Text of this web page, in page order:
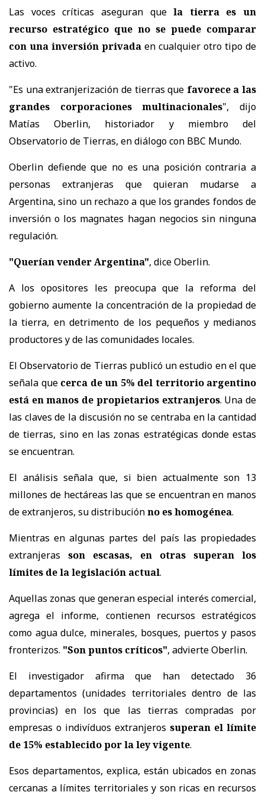
Las voces críticas aseguran quela tierra es un
recurso estratégico que no se puede comparar
con una inversión privada en cualquier otro tipo de
activo.
"Es una extranjerización de tierras que favorece a las
grandes corporaciones multinacionales", dijo
Matías Oberlin, historiador y miembro del
Observatorio de Tierras, en diálogo con BBC Mundo.
Oberlin defiende que no es una posición contraria a
personas extranjeras que quieran mudarse a
Argentina, sino un rechazo a que los grandes fondos de
inversión o los magnates hagan negocios sin ninguna
regulación.
"Querían vender Argentina", dice Oberlin.
A los opositores les preocupa que la reforma del
gobierno aumente la concentración de la propiedad de
la tierra, en detrimento de los pequeños y medianos
productores y de las comunidades locales.
El Observatorio de Tierras publicó un estudio en el que
señala que cerca de un 5% del territorio argentino
está en manos de propietarios extranjeros. Una de
las claves de la discusión no se centraba en la cantidad
de tierras, sino en las zonas estratégicas donde estas
se encuentran.
El análisis señala que, si bien actualmente son 13
millones de hectáreas las que se encuentran en manos
de extranjeros, su distribuciónno es homogénea.
Mientras en algunas partes del país las propiedades
extranjeras son escasas, en otras superan los
límites de la legislación actual.
Aquellas zonas que generan especial interés comercial,
agrega el informe, contienen recursos estratégicos
como agua dulce, minerales, bosques, puertos y pasos
fronterizos. "Son puntos críticos", advierte Oberlin.
El investigador afirma que han detectado 36
departamentos (unidades territoriales dentro de las
provincias) en los que las tierras compradas por
empresas o indivíduos extranjeros superan el límite
de 15% establecido por la ley vigente.
Esos departamentos, explica, están ubicados en zonas
cercanas a límites territoriales y son ricas en recursos